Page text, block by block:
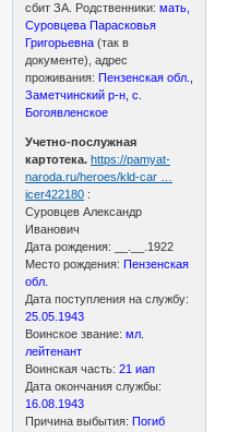
сбит ЗА. Родственники:мать,
Суровцева Парасковья
Григорьевна (так в
документе), адрес
проживания:Пензенская обл.,
Заметчинский р-н, с.
Богоявленское
Учетно-послужная
картотека. https://pamyat-
naroda.ru/heroes/kld-car …
icer422180 :
Суровцев Александр
Иванович
Дата рождения: __.__.1922
Место рождения:Пензенская
обл.
Дата поступления на службу:
25.05.1943
Воинское звание:мл.
лейтенант
Воинская часть: 21 иап
Дата окончания службы:
16.08.1943
Причина выбытия:Погиб